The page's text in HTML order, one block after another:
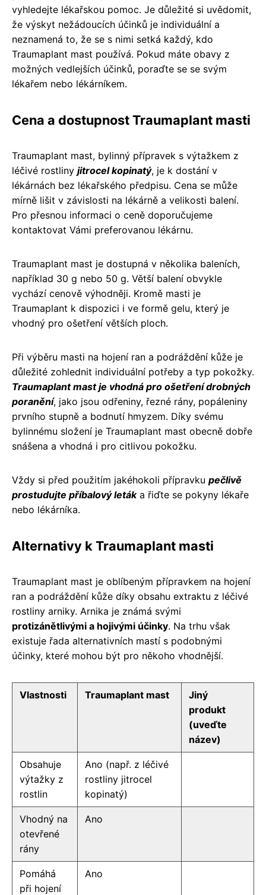
vyhledejte lékařskou pomoc. Je důležité si uvědomit,
že výskyt nežádoucích účinků je individuální a
neznamená to, že se s nimi setká každý, kdo
Traumaplant mast používá. Pokud máte obavy z
možných vedlejších účinků, poraďte se se svým
lékařem nebo lékárníkem.
Cena a dostupnost Traumaplant masti
Traumaplant mast, bylinný přípravek s výtažkem z
léčivé rostliny jitrocel kopinatý, je k dostání v
lékárnách bez lékařského předpisu. Cena se může
mírně lišit v závislosti na lékárně a velikosti balení.
Pro přesnou informaci o ceně doporučujeme
kontaktovat Vámi preferovanou lékárnu.
Traumaplant mast je dostupná v několika baleních,
například 30 g nebo 50 g. Větší balení obvykle
vychází cenově výhodněji. Kromě masti je
Traumaplant k dispozici i ve formě gelu, který je
vhodný pro ošetření větších ploch.
Při výběru masti na hojení ran a podráždění kůže je
důležité zohlednit individuální potřeby a typ pokožky.
Traumaplant mast je vhodná pro ošetření drobných
poranění, jako jsou odřeniny, řezné rány, popáleniny
prvního stupně a bodnutí hmyzem. Díky svému
bylinnému složení je Traumaplant mast obecně dobře
snášena a vhodná i pro citlivou pokožku.
Vždy si před použitím jakéhokoli přípravku pečlivě
prostudujte příbalový letáka řiďte se pokyny lékaře
nebo lékárníka.
Alternativy k Traumaplant masti
Traumaplant mast je oblíbeným přípravkem na hojení
ran a podráždění kůže díky obsahu extraktu z léčivé
rostliny arniky. Arnika je známá svými
protizánětlivými a hojivými účinky. Na trhu však
existuje řada alternativních mastí s podobnými
účinky, které mohou být pro někoho vhodnější.
Vlastnosti Traumaplant mast
Jiný
produkt
(uveďte
název)
Obsahuje
výtažky z
rostlin
Ano (např. z léčivé
rostliny jitrocel
kopinatý)
Vhodný na
otevřené
rány
Ano
Pomáhá
při hojení
Ano